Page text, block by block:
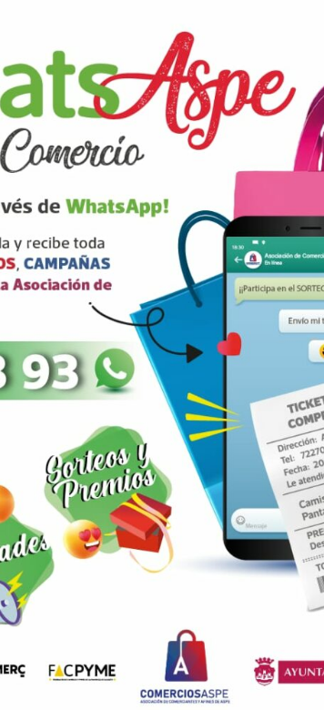
www.porbuencamino.com
Ficha Marcos Alvarez
ANTERIOR SIGUIENTE